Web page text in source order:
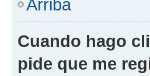
Arriba
Cuando hago
pide que me